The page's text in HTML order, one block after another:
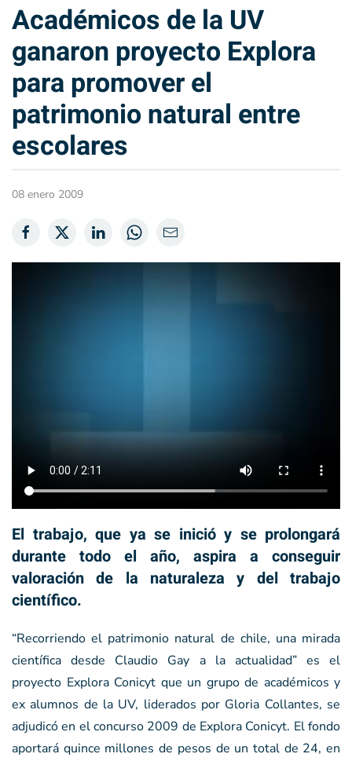
Académicos de la UV
ganaron proyecto Explora
para promover el
patrimonio natural entre
escolares
08 enero 2009
El trabajo, que ya se inició y se prolongará
durante todo el año, aspira a conseguir
valoración de la naturaleza y del trabajo
científico.
“Recorriendo el patrimonio natural de chile, una mirada
científica desde Claudio Gay a la actualidad” es el
proyecto Explora Conicyt que un grupo de académicos y
ex alumnos de la UV, liderados por Gloria Collantes, se
adjudicó en el concurso 2009 de Explora Conicyt. El fondo
aportará quince millones de pesos de un total de 24, en